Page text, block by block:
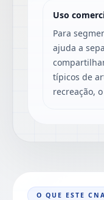
Uso
Para
ajuda a
típicos de
recreação,
O QUE ESTE